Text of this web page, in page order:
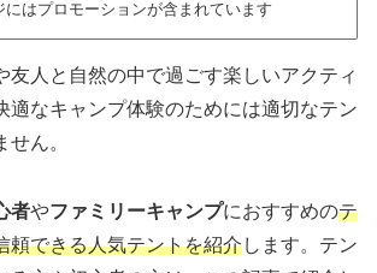
にはプロモーションが含まれています
友人と自然の中で過ごす楽しいアクティ
適なキャンプ体験のためには適切なテン
せん。
者やファミリーキャンプにおすすめのテ
頼できる人気テントを紹介します。テン